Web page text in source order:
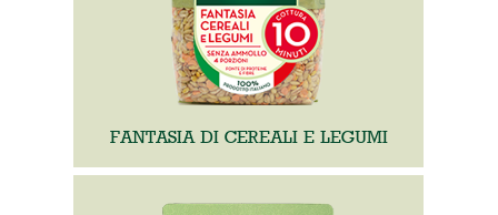
FANTASIA DI CEREALI E LEGUMI